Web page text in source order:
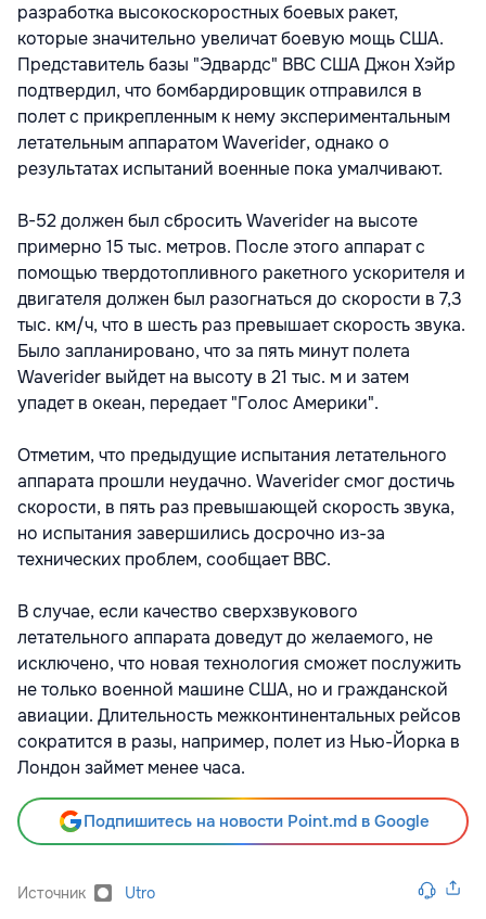
разработка высокоскоростных боевых ракет,
которые значительно увеличат боевую мощь США.
Представитель базы "Эдвардс" ВВС США Джон Хэйр
подтвердил, что бомбардировщик отправился в
полет с прикрепленным к нему экспериментальным
летательным аппаратом Waverider, однако о
результатах испытаний военные пока умалчивают.
В-52 должен был сбросить Waverider на высоте
примерно 15 тыс. метров. После этого аппарат с
помощью твердотопливного ракетного ускорителя и
двигателя должен был разогнаться до скорости в 7,3
тыс. км/ч, что в шесть раз превышает скорость звука.
Было запланировано, что за пять минут полета
Waverider выйдет на высоту в 21 тыс. м и затем
упадет в океан, передает "Голос Америки".
Отметим, что предыдущие испытания летательного
аппарата прошли неудачно. Waverider смог достичь
скорости, в пять раз превышающей скорость звука,
но испытания завершились досрочно из-за
технических проблем, сообщает BBC.
В случае, если качество сверхзвукового
летательного аппарата доведут до желаемого, не
исключено, что новая технология сможет послужить
не только военной машине США, но и гражданской
авиации. Длительность межконтинентальных рейсов
сократится в разы, например, полет из Нью-Йорка в
Лондон займет менее часа.
Подпишитесь на новости Point.md в Google
Источник Utro